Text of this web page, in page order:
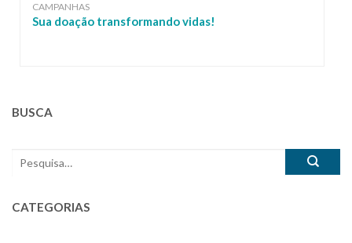
CAMPANHAS
Sua doação transformando vidas!
BUSCA
CATEGORIAS